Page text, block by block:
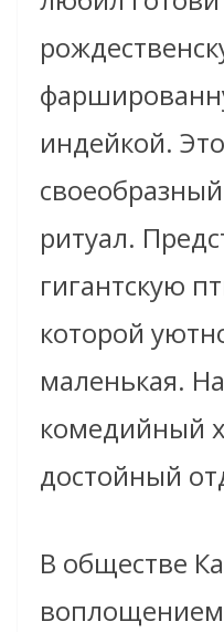
индейкой.
ритуал.
гигантскую
которой
маленькая.
комедийный
достойный
В обществе
воплощением